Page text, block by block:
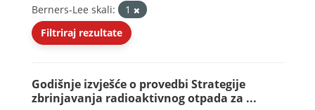
Berners-Lee skali:
1
Filtriraj rezultate
Godišnje izvješće o provedbi Strategije
zbrinjavanja radioaktivnog otpada za ...